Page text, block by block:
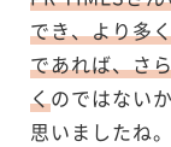
でき、より多
であれば、さ
くのではない
思いましたね。